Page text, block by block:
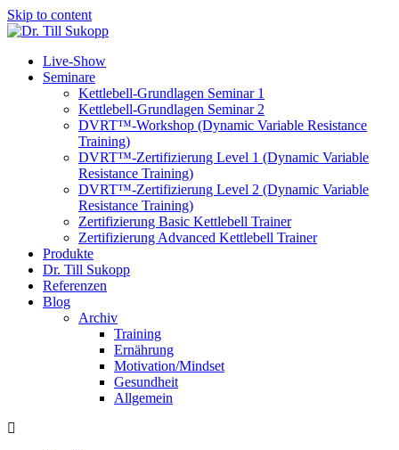
Skip to content
Live-Show
Seminare
Kettlebell-Grundlagen Seminar 1
Kettlebell-Grundlagen Seminar 2
DVRT™-Workshop (Dynamic Variable Resistance
Training)
DVRT™-Zertifizierung Level 1 (Dynamic Variable
Resistance Training)
DVRT™-Zertifizierung Level 2 (Dynamic Variable
Resistance Training)
Zertifizierung Basic Kettlebell Trainer
Zertifizierung Advanced Kettlebell Trainer
Produkte
Dr. Till Sukopp
Referenzen
Blog
Archiv
Training
Ernährung
Motivation/Mindset
Gesundheit
Allgemein